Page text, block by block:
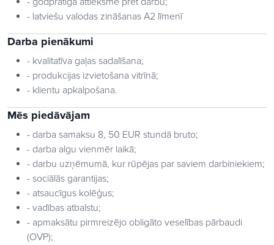
- latviešu valodas zināšanas A2 līmenī
Darba pienākumi
- kvalitatīva gaļas sadalīšana;
- produkcijas izvietošana vitrīnā;
- klientu apkalpošana.
Mēs piedāvājam
- darba samaksu 8, 50 EUR stundā bruto;
- darba algu vienmēr laikā;
- darbu uzņēmumā, kur rūpējas par saviem darbiniekiem;
- sociālās garantijas;
- atsaucīgus kolēģus;
- vadības atbalstu;
- apmaksātu pirmreizējo obligāto veselības pārbaudi
(OVP);